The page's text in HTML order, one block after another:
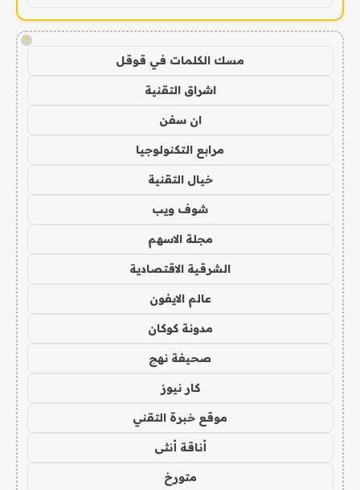
!
مسك الكلمات في قوقل
اشراق التقنية
ان سفن
مرابع التكنولوجيا
خيال التقنية
شوف ويب
مجلة الاسهم
الشرقية الاقتصادية
عالم الايفون
مدونة كوكان
صحيفة نهج
كار نيوز
موقع خبرة التقني
أناقة أنثى
متورخ